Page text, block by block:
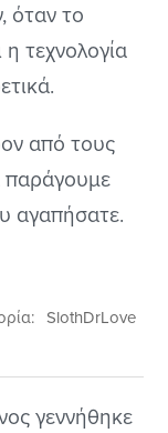
όταν το
τεχνολογία
από τους
παράγουμε
αγαπήσατε.
SlothDrLove
γεννήθηκε